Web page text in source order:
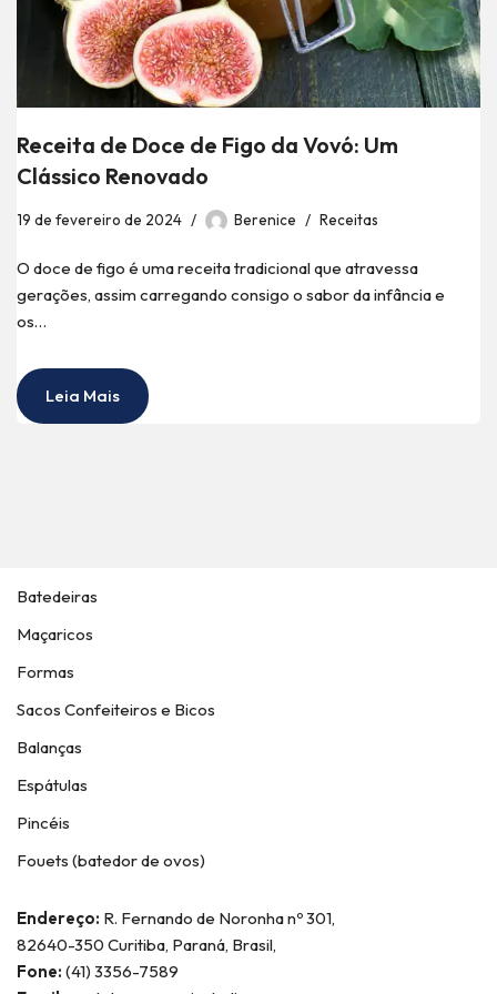
Receita de Doce de Figo da Vovó: Um
Clássico Renovado
19 de fevereiro de 2024 Berenice Receitas
O doce de figo é uma receita tradicional que atravessa
gerações, assim carregando consigo o sabor da infância e
os…
Leia Mais
Batedeiras
Maçaricos
Formas
Sacos Confeiteiros e Bicos
Balanças
Espátulas
Pincéis
Fouets (batedor de ovos)
Endereço: R. Fernando de Noronha nº 301,
82640-350 Curitiba, Paraná, Brasil,
Fone: (41) 3356-7589